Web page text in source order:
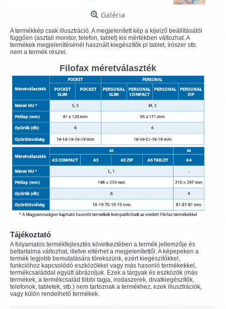
Galéria
A termékkép csak illusztráció. A megjelenített kép a kijelző beállításától
függően (asztali monitor, telefon, tablet) kis mértékben változhat. A
termékek megjelenítésénél használt kiegészítők pl tablet, írószer stb.
nem a termék részei.
Filofax méretválaszték
Tájékoztató
A folyamatos termékfejlesztés következtében a termék jellemzője és
beltartalma változhat, illetve eltérhet a megjelenítettől. A képepeken a
termék legjobb bemutatására törekszünk, ezért kiegészítőkkel,
funkcióhoz kapcsolódó eszközökkel vagy más hasonló termékekkel,
termékcsaláddal együtt ábrázoljuk. Ezek a tárgyak és eszközök (más
termékek, a termékcsalád többi tagja, irodaszerek, divatkiegészítők,
telefonok, tabletek, stb.) nem tartoznak a termékhez, ezek illusztrációk,
vagy külön rendelhető termékek.